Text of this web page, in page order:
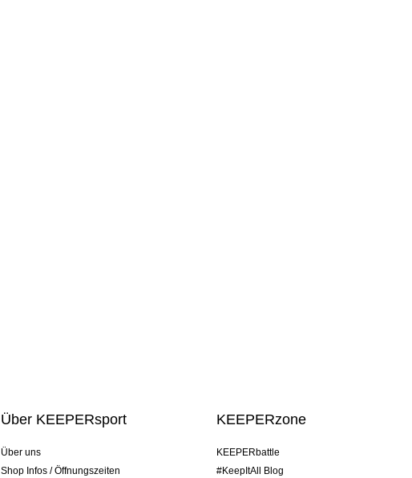
Über KEEPERsport
Über uns
Shop Infos / Öffnungszeiten
KEEPERzone
KEEPERbattle
#KeepItAll Blog